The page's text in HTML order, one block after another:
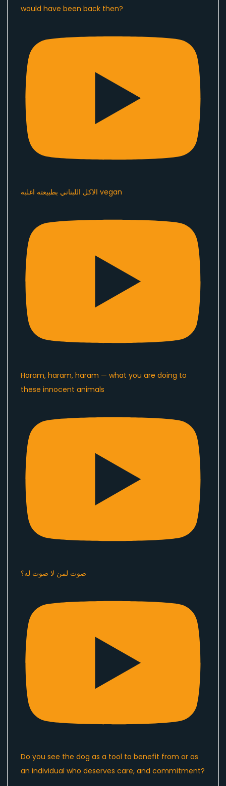
would have been back then?
الاكل اللبناني بطبيعته اغلبه vegan
Haram, haram, haram — what you are doing to
these innocent animals
صوت لمن لا صوت له؟
Do you see the dog as a tool to benefit from or as
an individual who deserves care, and commitment?